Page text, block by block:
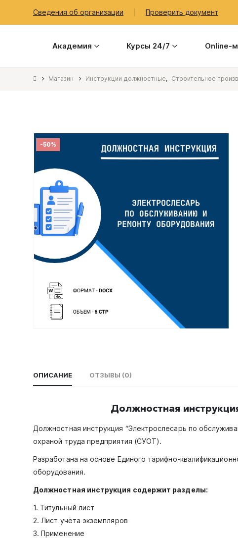
Сведения об организации Проверить документ
Академия Курсы 24/7 Online-
Магазин Инструкции должностные, Строительное
-50%
ОПИСАНИЕ ОТЗЫВЫ (0)
Должностная
Должностная инструкция “Электрослесарь по
охраной труда предприятия (СУОТ).
Разработана на основе Единого тарифно-
оборудования.
Должностная инструкция содержит разделы:
1. Титульный лист
2. Лист учёта экземпляров
3. Применение